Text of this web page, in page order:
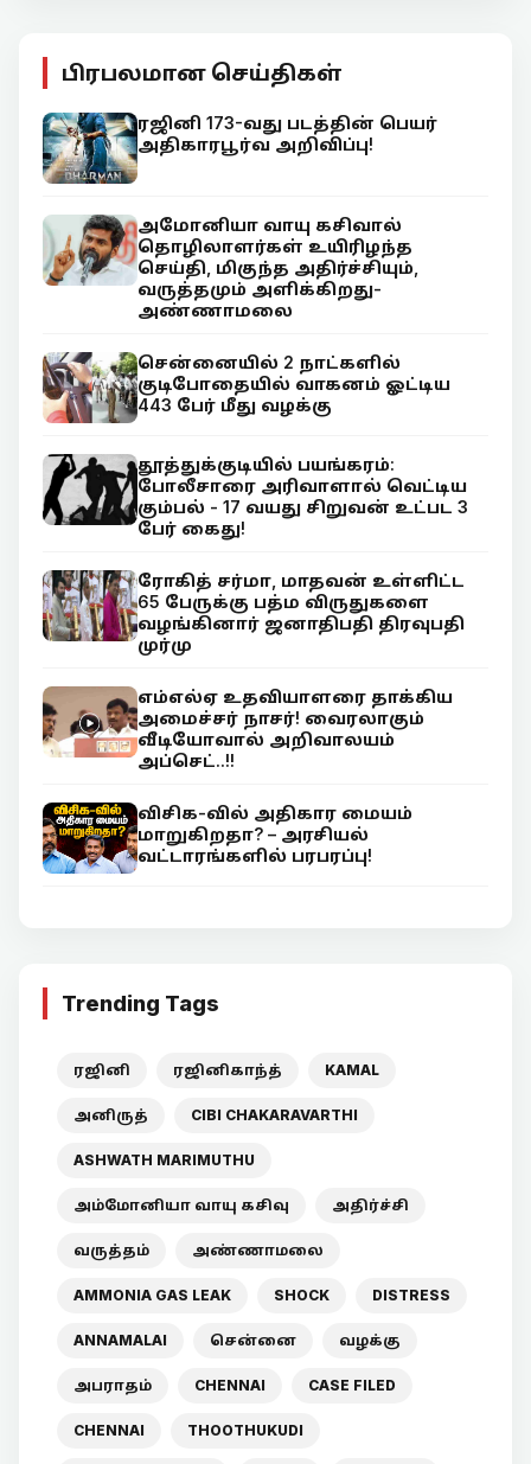
பிரபலமான செய்திகள்
ரஜினி 173-வது படத்தின் பெயர்
அதிகாரபூர்வ அறிவிப்பு!
அமோனியா வாயு கசிவால்
தொழிலாளர்கள் உயிரிழந்த
செய்தி, மிகுந்த அதிர்ச்சியும்,
வருத்தமும் அளிக்கிறது-
அண்ணாமலை
சென்னையில் 2 நாட்களில்
குடிபோதையில் வாகனம் ஓட்டிய
443 பேர் மீது வழக்கு
தூத்துக்குடியில் பயங்கரம்:
போலீசாரை அரிவாளால் வெட்டிய
கும்பல் - 17 வயது சிறுவன் உட்பட 3
பேர் கைது!
ரோகித் சர்மா, மாதவன் உள்ளிட்ட
65 பேருக்கு பத்ம விருதுகளை
வழங்கினார் ஜனாதிபதி திரவுபதி
முர்மு
எம்எல்ஏ உதவியாளரை தாக்கிய
அமைச்சர் நாசர்! வைரலாகும்
வீடியோவால் அறிவாலயம்
அப்செட்..!!
விசிக-வில் அதிகார மையம்
மாறுகிறதா? – அரசியல்
வட்டாரங்களில் பரபரப்பு!
Trending Tags
ரஜினி ரஜினிகாந்த் KAMAL
அனிருத் CIBI CHAKARAVARTHI
ASHWATH MARIMUTHU
அம்மோனியா வாயு கசிவு அதிர்ச்சி
வருத்தம் அண்ணாமலை
AMMONIA GAS LEAK SHOCK DISTRESS
ANNAMALAI சென்னை வழக்கு
அபராதம் CHENNAI CASE FILED
CHENNAI THOOTHUKUDI